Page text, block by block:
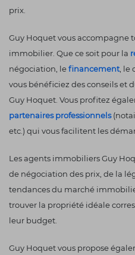
prix.
Guy Hoquet vous accompagne
immobilier. Que ce soit pour la
négociation, lefinancement ,
vous bénéficiez des conseils et
Guy Hoquet. Vous profitez
partenaires professionnels
etc.) qui vous facilitent les
Les agents immobiliers Guy
de négociation des prix, de la
tendances du marché
trouver la propriété idéale
leur budget.
Guy Hoquet vous propose